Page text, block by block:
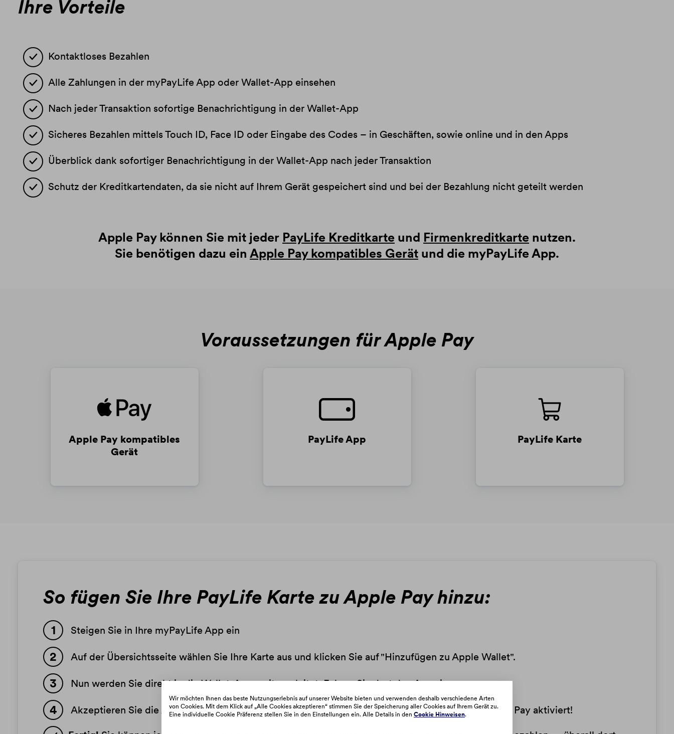
Ihre Vorteile
Kontaktloses Bezahlen
Alle Zahlungen in der myPayLife App oder Wallet-App einsehen
Nach jeder Transaktion sofortige Benachrichtigung in der Wallet-App
Sicheres Bezahlen mittels Touch ID, Face ID oder Eingabe des Codes – in Geschäften, sowie online und in den Apps
Überblick dank sofortiger Benachrichtigung in der Wallet-App nach jeder Transaktion
Schutz der Kreditkartendaten, da sie nicht auf Ihrem Gerät gespeichert sind und bei der Bezahlung nicht geteilt werden
Apple Pay können Sie mit jeder PayLife Kreditkarte und Firmenkreditkarte nutzen.
Sie benötigen dazu ein Apple Pay kompatibles Gerät und die myPayLife App.
Voraussetzungen für Apple Pay
Apple Pay kompatibles
Gerät
PayLife App PayLife Karte
So fügen Sie Ihre PayLife Karte zu Apple Pay hinzu:
Steigen Sie in Ihre myPayLife App ein
Auf der Übersichtsseite wählen Sie Ihre Karte aus und klicken Sie auf "Hinzufügen zu Apple Wallet".
Nun werden Sie direkt in die Wallet-App weitergeleitet. Folgen Sie dort den Anweisungen.
Akzeptieren Sie die Allgemeinen Geschäftsbedingungen für Apple Pay und Ihre Karte ist für Apple Pay aktiviert!
Wir möchten Ihnen das beste Nutzungserlebnis auf unserer Website bieten und verwenden deshalb verschiedene Arten
von Cookies. Mit dem Klick auf „Alle Cookies akzeptieren“ stimmen Sie der Speicherung aller Cookies auf Ihrem Gerät zu.
Eine individuelle Cookie Präferenz stellen Sie in den Einstellungen ein. Alle Details in den Cookie Hinweisen.